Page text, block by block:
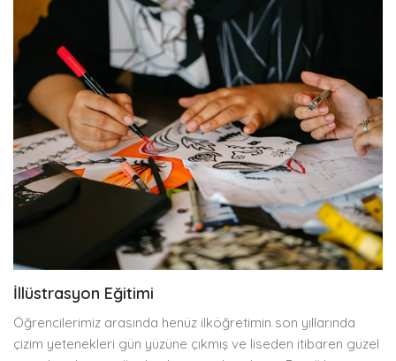
İllüstrasyon Eğitimi
Öğrencilerimiz arasında henüz ilköğretimin son yıllarında
çizim yetenekleri gün yüzüne çıkmış ve liseden itibaren güzel